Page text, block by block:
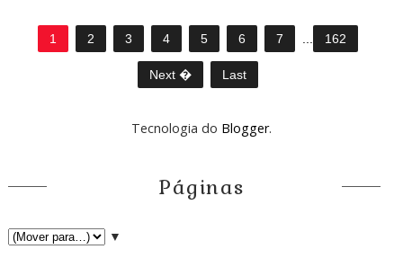
1 2 3 4 5 6 7 162
Next � Last
Tecnologia do Blogger.
Páginas
▼